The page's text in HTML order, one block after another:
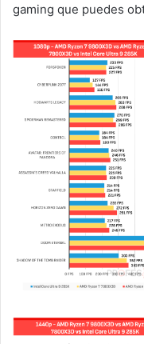
gaming que puedes